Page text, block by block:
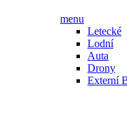
menu
Letecké
Lodní
Auta
Drony
Externí